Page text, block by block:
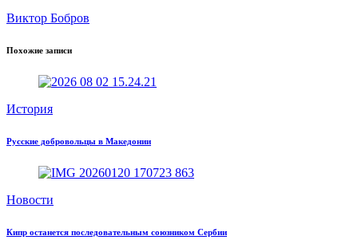
Виктор Бобров
Похожие записи
История
Русские добровольцы в Македонии
Новости
Кипр останется последовательным союзником Сербии